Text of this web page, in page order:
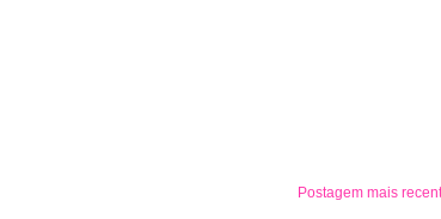
Postagem mais